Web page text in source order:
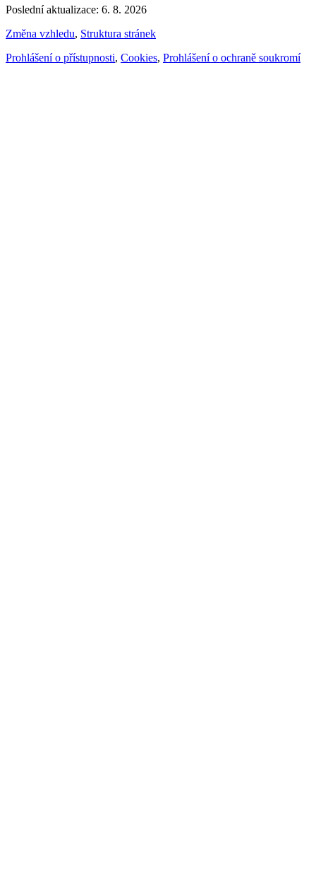
Poslední aktualizace: 6. 8. 2026
Změna vzhledu, Struktura stránek
Prohlášení o přístupnosti, Cookies, Prohlášení o ochraně soukromí